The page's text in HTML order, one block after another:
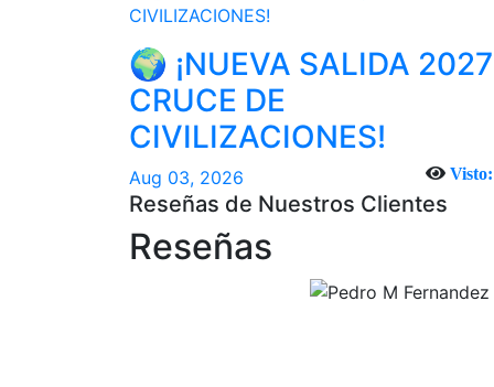
🌍 ¡NUEVA SALIDA 2027 |
CRUCE DE
CIVILIZACIONES!
Aug 03, 2026
Reseñas de Nuestros Clientes
Reseñas